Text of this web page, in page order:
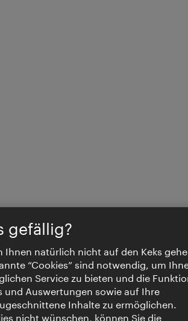
gefällig?
Ihnen natürlich nicht auf den Keks
“Cookies” sind notwendig, um
Service zu bieten und die
und Auswertungen sowie auf Ihre
Inhalte zu ermöglichen.
nicht wünschen, können Sie die